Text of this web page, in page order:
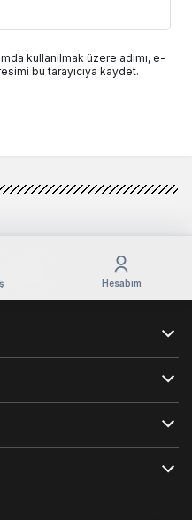
kullanılmak üzere adımı, e-
bu tarayıcıya kaydet.
Hesabım